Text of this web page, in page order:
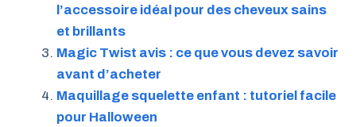
l’accessoire idéal pour des cheveux sains
et brillants
Magic Twist avis : ce que vous devez savoir
avant d’acheter
Maquillage squelette enfant : tutoriel facile
pour Halloween